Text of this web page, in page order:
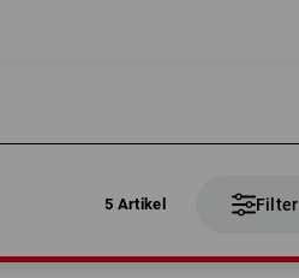
5 Artikel Filter